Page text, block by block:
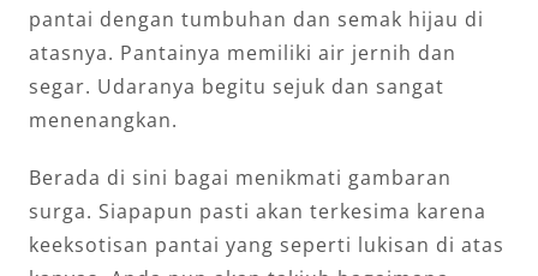
pantai dengan tumbuhan dan semak hijau di
atasnya. Pantainya memiliki air jernih dan
segar. Udaranya begitu sejuk dan sangat
menenangkan.
Berada di sini bagai menikmati gambaran
surga. Siapapun pasti akan terkesima karena
keeksotisan pantai yang seperti lukisan di atas